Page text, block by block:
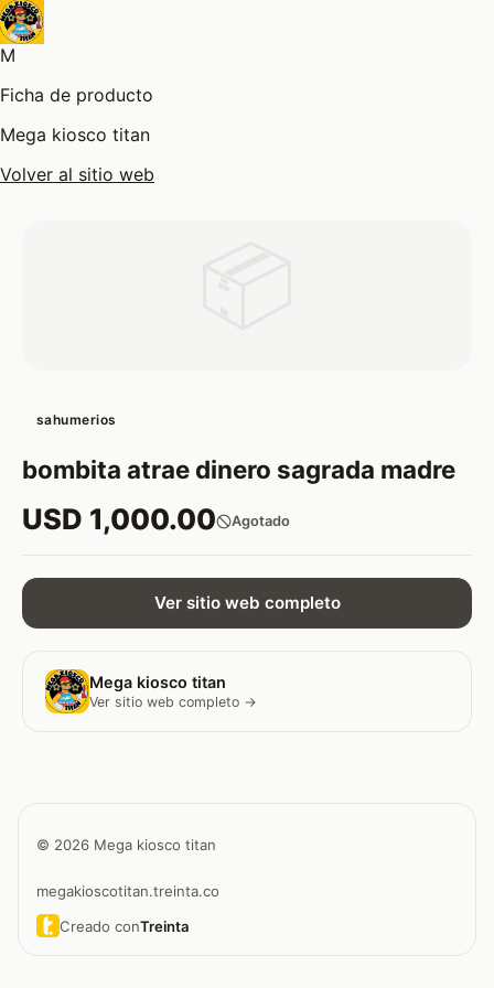
M
Ficha de producto
Mega kiosco titan
Volver al sitio web
sahumerios
bombita atrae dinero sagrada madre
USD 1,000.00 Agotado
Ver sitio web completo
Mega kiosco titan
Ver sitio web completo →
© 2026 Mega kiosco titan
megakioscotitan.treinta.co
Creado conTreinta